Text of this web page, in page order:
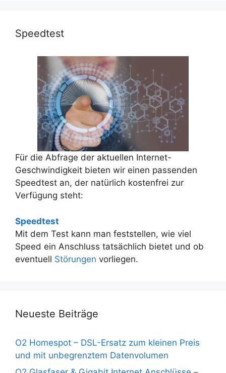
Speedtest
Für die Abfrage der aktuellen Internet-
Geschwindigkeit bieten wir einen passenden
Speedtest an, der natürlich kostenfrei zur
Verfügung steht:
Speedtest
Mit dem Test kann man feststellen, wie viel
Speed ein Anschluss tatsächlich bietet und ob
eventuell Störungen vorliegen.
Neueste Beiträge
O2 Homespot – DSL-Ersatz zum kleinen Preis
und mit unbegrenztem Datenvolumen